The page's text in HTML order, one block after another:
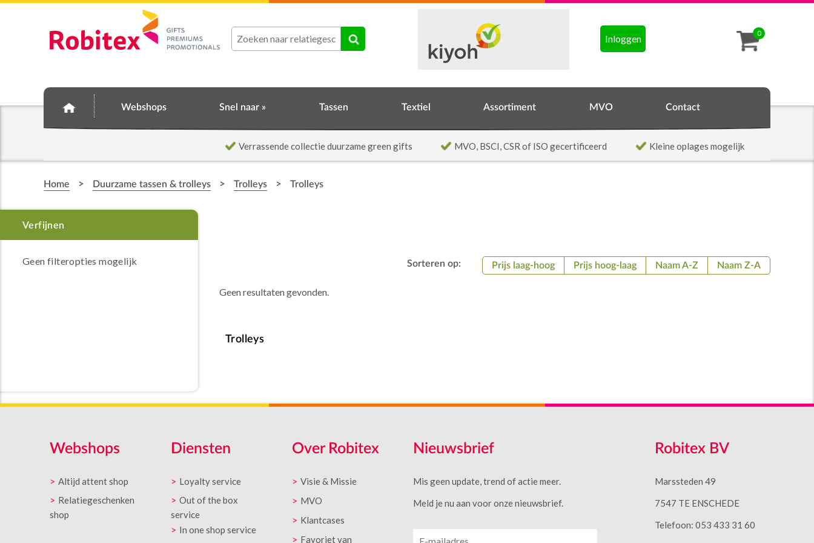
0
Inloggen
Webshops Snel naar » Tassen Textiel Assortiment MVO Contact
Verrassende collectie duurzame green gifts MVO, BSCI, CSR of ISO gecertificeerd Kleine oplages mogelijk
Home > Duurzame tassen & trolleys > Trolleys > Trolleys
Geen filteropties mogelijk Sorteren op: Prijs laag-hoog Prijs hoog-laag Naam A-Z Naam Z-A
Geen resultaten gevonden.
Trolleys
Webshops
Altijd attent shop
Relatiegeschenken
shop
Diensten
Loyalty service
Out of the box
service
In one shop service
Over Robitex
Visie & Missie
MVO
Klantcases
Favoriet van
Nieuwsbrief
Mis geen update, trend of actie meer.
Meld je nu aan voor onze nieuwsbrief.
Robitex BV
Marssteden 49
7547 TE ENSCHEDE
Telefoon: 053 433 31 60